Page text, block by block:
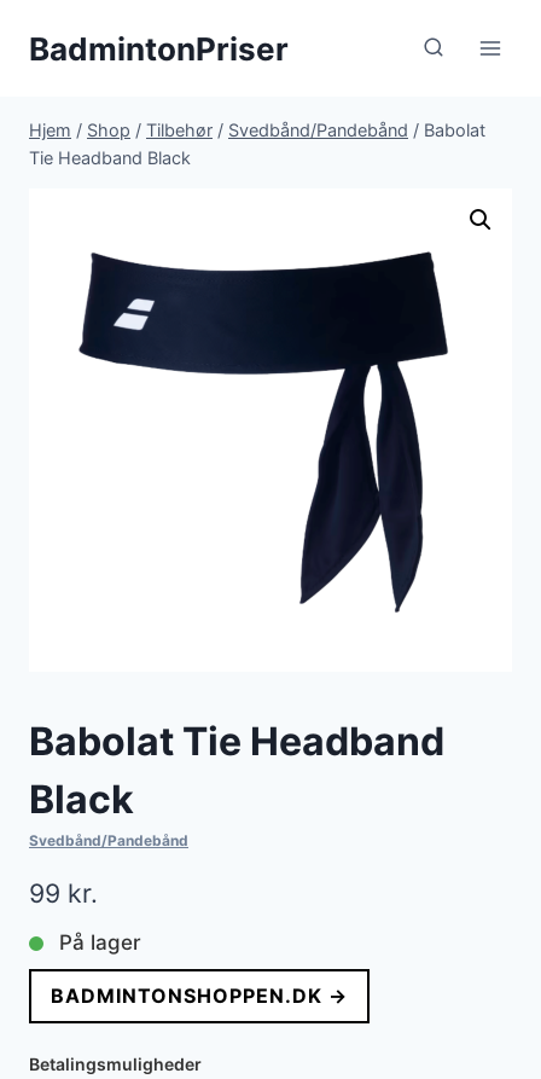
BadmintonPriser
Hjem / Shop / Tilbehør / Svedbånd/Pandebånd / Babolat
Tie Headband Black
Babolat Tie Headband
Black
Svedbånd/Pandebånd
99 kr.
På lager
BADMINTONSHOPPEN.DK →
Betalingsmuligheder